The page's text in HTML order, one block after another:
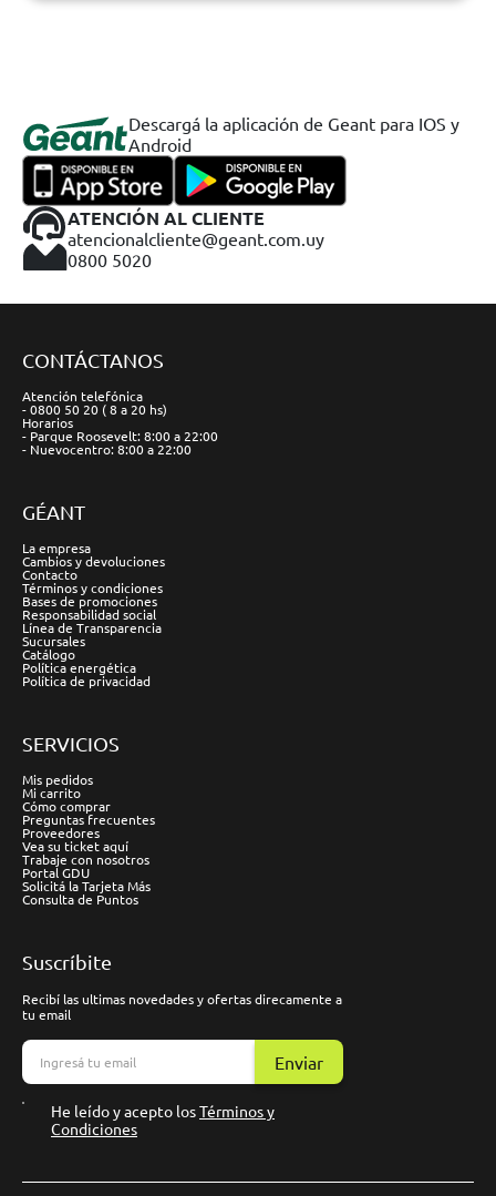
Descargá la aplicación de Geant para IOS y
Android
ATENCIÓN AL CLIENTE
atencionalcliente@geant.com.uy
0800 5020
CONTÁCTANOS
Atención telefónica
- 0800 50 20 ( 8 a 20 hs)
Horarios
- Parque Roosevelt: 8:00 a 22:00
- Nuevocentro: 8:00 a 22:00
GÉANT
La empresa
Cambios y devoluciones
Contacto
Términos y condiciones
Bases de promociones
Responsabilidad social
Línea de Transparencia
Sucursales
Catálogo
Política energética
Política de privacidad
SERVICIOS
Mis pedidos
Mi carrito
Cómo comprar
Preguntas frecuentes
Proveedores
Vea su ticket aquí
Trabaje con nosotros
Portal GDU
Solicitá la Tarjeta Más
Consulta de Puntos
Suscríbite
Recibí las ultimas novedades y ofertas direcamente a
tu email
Enviar
He leído y acepto losTérminos y
Condiciones